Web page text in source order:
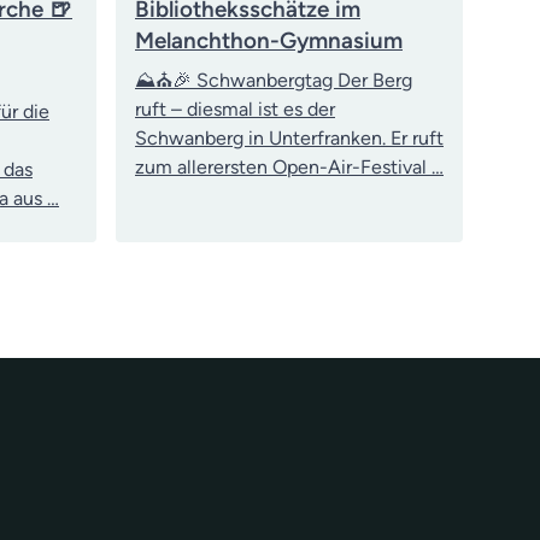
🍺
die
aus …
Bibliotheksschätze im
Melanchthon-Gymnasium
⛰️⛪🎉 Schwanbergtag Der Berg
ruft – diesmal ist es der
Schwanberg in Unterfranken. Er ruft
zum allerersten Open-Air-Festival …